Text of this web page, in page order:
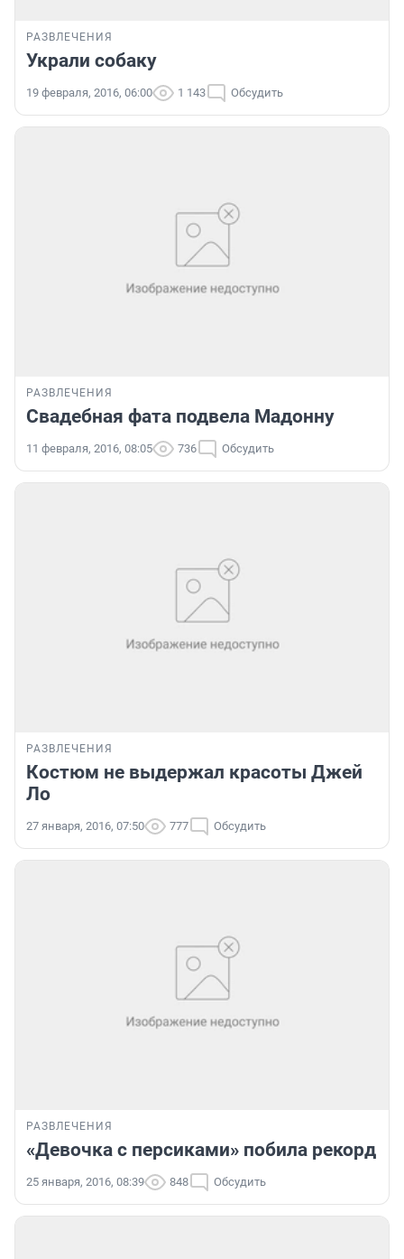
РАЗВЛЕЧЕНИЯ
Украли собаку
19 февраля, 2016, 06:00 1 143 Обсудить
РАЗВЛЕЧЕНИЯ
Свадебная фата подвела Мадонну
11 февраля, 2016, 08:05 736 Обсудить
РАЗВЛЕЧЕНИЯ
Костюм не выдержал красоты Джей
Ло
27 января, 2016, 07:50 777 Обсудить
РАЗВЛЕЧЕНИЯ
«Девочка с персиками» побила рекорд
25 января, 2016, 08:39 848 Обсудить